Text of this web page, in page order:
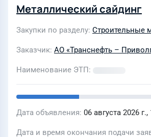
Металлический сайдинг
Закупки по разделу Строительные
Заказчик АО «Транснефть –
Наименование ЭТП
Дата объявления 06 августа 2026 г.,
Дата и время окончания подачи